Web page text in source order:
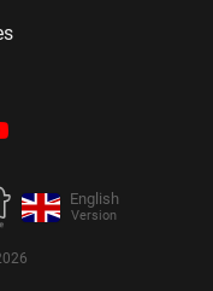
English
Version